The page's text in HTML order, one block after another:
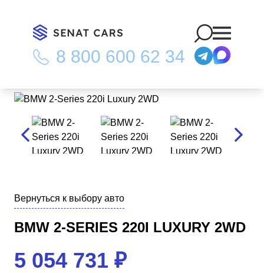
8 800 600 62 34
Главная Каталог/BMW 2-Series 220i Luxury 2WD
Вернуться к выбору авто
BMW 2-SERIES 220I LUXURY 2WD
5 054 731 ₽